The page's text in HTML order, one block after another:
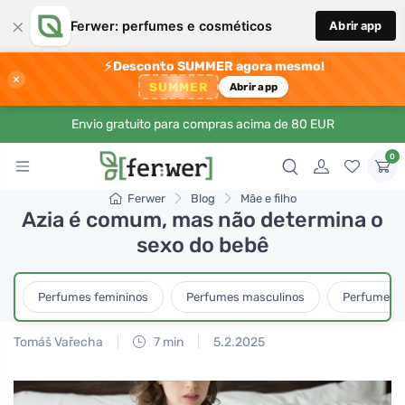
× Ferwer: perfumes e cosméticos Abrir app
×
⚡Desconto SUMMER agora mesmo!
SUMMER Abrir app
Envio gratuito para compras acima de 80 EUR
0
Ferwer Blog Mãe e filho
Azia é comum, mas não determina o
sexo do bebê
Perfumes femininos Perfumes masculinos Perfumes
Tomáš Vařecha 7 min 5.2.2025